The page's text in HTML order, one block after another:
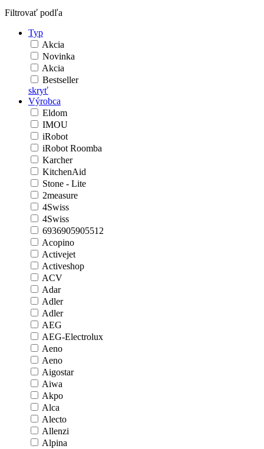
Filtrovať podľa
Typ
Akcia
Novinka
Akcia
Bestseller
skryť
Výrobca
Eldom
IMOU
iRobot
iRobot Roomba
Karcher
KitchenAid
Stone - Lite
2measure
4Swiss
4Swiss
6936905905512
Acopino
Activejet
Activeshop
ACV
Adar
Adler
Adler
AEG
AEG-Electrolux
Aeno
Aeno
Aigostar
Aiwa
Akpo
Alca
Alecto
Allenzi
Alpina